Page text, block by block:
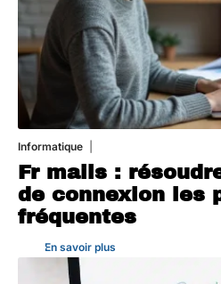
Informatique
Fr mails :
de connexion les
fréquentes
En savoir plus